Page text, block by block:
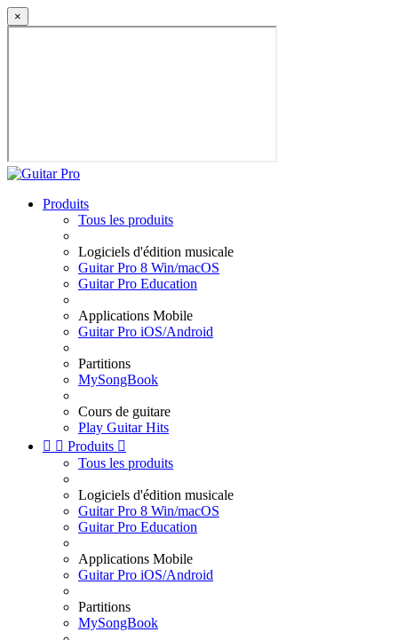
×
Produits
Tous les produits
Logiciels d'édition musicale
Guitar Pro 8 Win/macOS
Guitar Pro Education
Applications Mobile
Guitar Pro iOS/Android
Partitions
MySongBook
Cours de guitare
Play Guitar Hits
  Produits 
Tous les produits
Logiciels d'édition musicale
Guitar Pro 8 Win/macOS
Guitar Pro Education
Applications Mobile
Guitar Pro iOS/Android
Partitions
MySongBook